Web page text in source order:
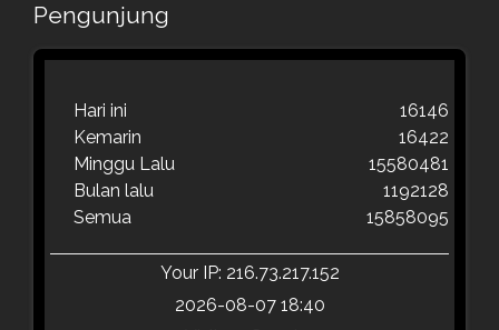
Pengunjung
Hari ini
Kemarin
Minggu Lalu
Bulan lalu
Semua
16146
16422
15580481
1192128
15858095
Your IP: 216.73.217.152
2026-08-07 18:40